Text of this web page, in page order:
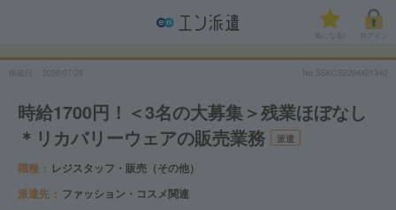
気になる!
No.SSKCS2204421340
時給1700円！＜3名の大募集＞残業ほぼなし
＊リカバリーウェアの販売業務
派遣
職種
レジスタッフ・販売（その他）
派遣先
ファッション・コスメ関連